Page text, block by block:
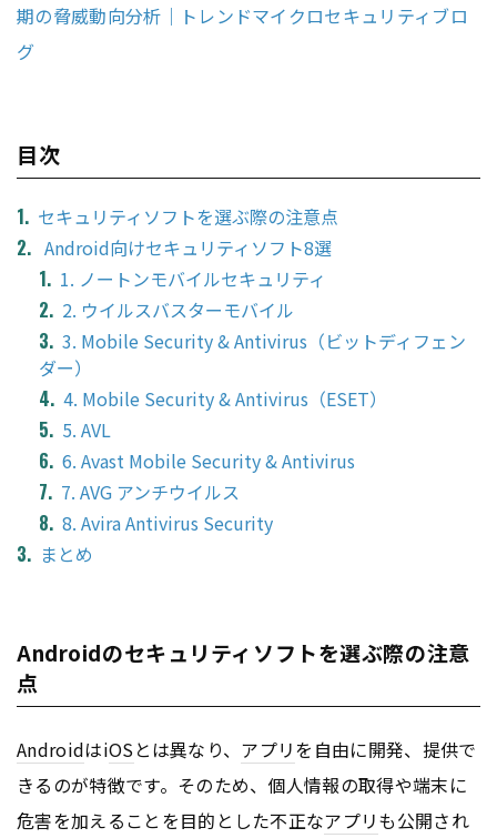
期の脅威動向分析｜トレンドマイクロセキュリティブロ
グ
目次
セキュリティソフトを選ぶ際の注意点
Android向けセキュリティソフト8選
1. ノートンモバイルセキュリティ
2. ウイルスバスターモバイル
3. Mobile Security & Antivirus（ビットディフェン
ダー）
4. Mobile Security & Antivirus（ESET）
5. AVL
6. Avast Mobile Security & Antivirus
7. AVG アンチウイルス
8. Avira Antivirus Security
まとめ
Androidのセキュリティソフトを選ぶ際の注意
点
AndroidはiOSとは異なり、 アプリを自由に開発、提供で
きるのが特徴です。そのため、個人情報の取得や端末に
危害を加えることを目的とした不正なアプリも公開され